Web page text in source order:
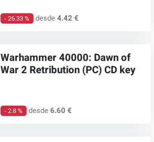
- 26.33 % desde4.42 €
Warhammer 40000: Dawn of
War 2 Retribution (PC) CD key
- 2.8 % desde6.60 €